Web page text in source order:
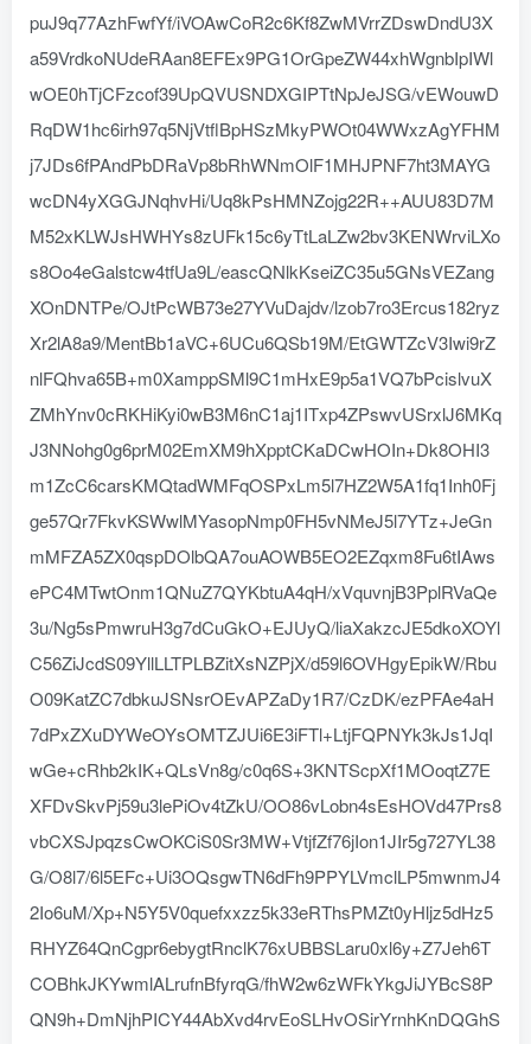
puJ9q77AzhFwfYf/iVOAwCoR2c6Kf8ZwMVrrZDswDndU3X
a59VrdkoNUdeRAan8EFEx9PG1OrGpeZW44xhWgnbIpIWl
wOE0hTjCFzcof39UpQVUSNDXGIPTtNpJeJSG/vEWouwD
RqDW1hc6irh97q5NjVtflBpHSzMkyPWOt04WWxzAgYFHM
j7JDs6fPAndPbDRaVp8bRhWNmOlF1MHJPNF7ht3MAYG
wcDN4yXGGJNqhvHi/Uq8kPsHMNZojg22R++AUU83D7M
M52xKLWJsHWHYs8zUFk15c6yTtLaLZw2bv3KENWrviLXo
s8Oo4eGalstcw4tfUa9L/eascQNlkKseiZC35u5GNsVEZang
XOnDNTPe/OJtPcWB73e27YVuDajdv/lzob7ro3Ercus182ryz
Xr2lA8a9/MentBb1aVC+6UCu6QSb19M/EtGWTZcV3Iwi9rZ
nlFQhva65B+m0XamppSMl9C1mHxE9p5a1VQ7bPcislvuX
ZMhYnv0cRKHiKyi0wB3M6nC1aj1ITxp4ZPswvUSrxlJ6MKq
J3NNohg0g6prM02EmXM9hXpptCKaDCwHOIn+Dk8OHI3
m1ZcC6carsKMQtadWMFqOSPxLm5l7HZ2W5A1fq1Inh0Fj
ge57Qr7FkvKSWwlMYasopNmp0FH5vNMeJ5l7YTz+JeGn
mMFZA5ZX0qspDOlbQA7ouAOWB5EO2EZqxm8Fu6tIAws
ePC4MTwtOnm1QNuZ7QYKbtuA4qH/xVquvnjB3PplRVaQe
3u/Ng5sPmwruH3g7dCuGkO+EJUyQ/liaXakzcJE5dkoXOYl
C56ZiJcdS09YllLLTPLBZitXsNZPjX/d59l6OVHgyEpikW/Rbu
O09KatZC7dbkuJSNsrOEvAPZaDy1R7/CzDK/ezPFAe4aH
7dPxZXuDYWeOYsOMTZJUi6E3iFTl+LtjFQPNYk3kJs1JqI
wGe+cRhb2kIK+QLsVn8g/c0q6S+3KNTScpXf1MOoqtZ7E
XFDvSkvPj59u3lePiOv4tZkU/OO86vLobn4sEsHOVd47Prs8
vbCXSJpqzsCwOKCiS0Sr3MW+VtjfZf76jIon1JIr5g727YL38
G/O8l7/6l5EFc+Ui3OQsgwTN6dFh9PPYLVmclLP5mwnmJ4
2Io6uM/Xp+N5Y5V0quefxxzz5k33eRThsPMZt0yHljz5dHz5
RHYZ64QnCgpr6ebygtRnclK76xUBBSLaru0xl6y+Z7Jeh6T
COBhkJKYwmlALrufnBfyrqG/fhW2w6zWFkYkgJiJYBcS8P
QN9h+DmNjhPICY44AbXvd4rvEoSLHvOSirYrnhKnDQGhS